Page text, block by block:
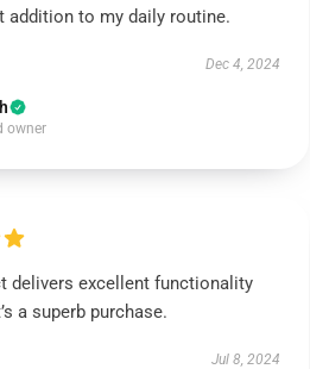
addition to my daily routine.
Dec 4, 2024
owner
delivers excellent functionality
a superb purchase.
Jul 8, 2024